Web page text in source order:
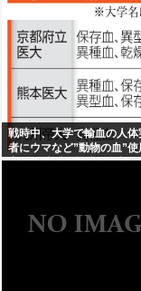
戦時中、大学で輸血の人体
者にウマなど”動物の血”使
亡例も 当時の論文を確認